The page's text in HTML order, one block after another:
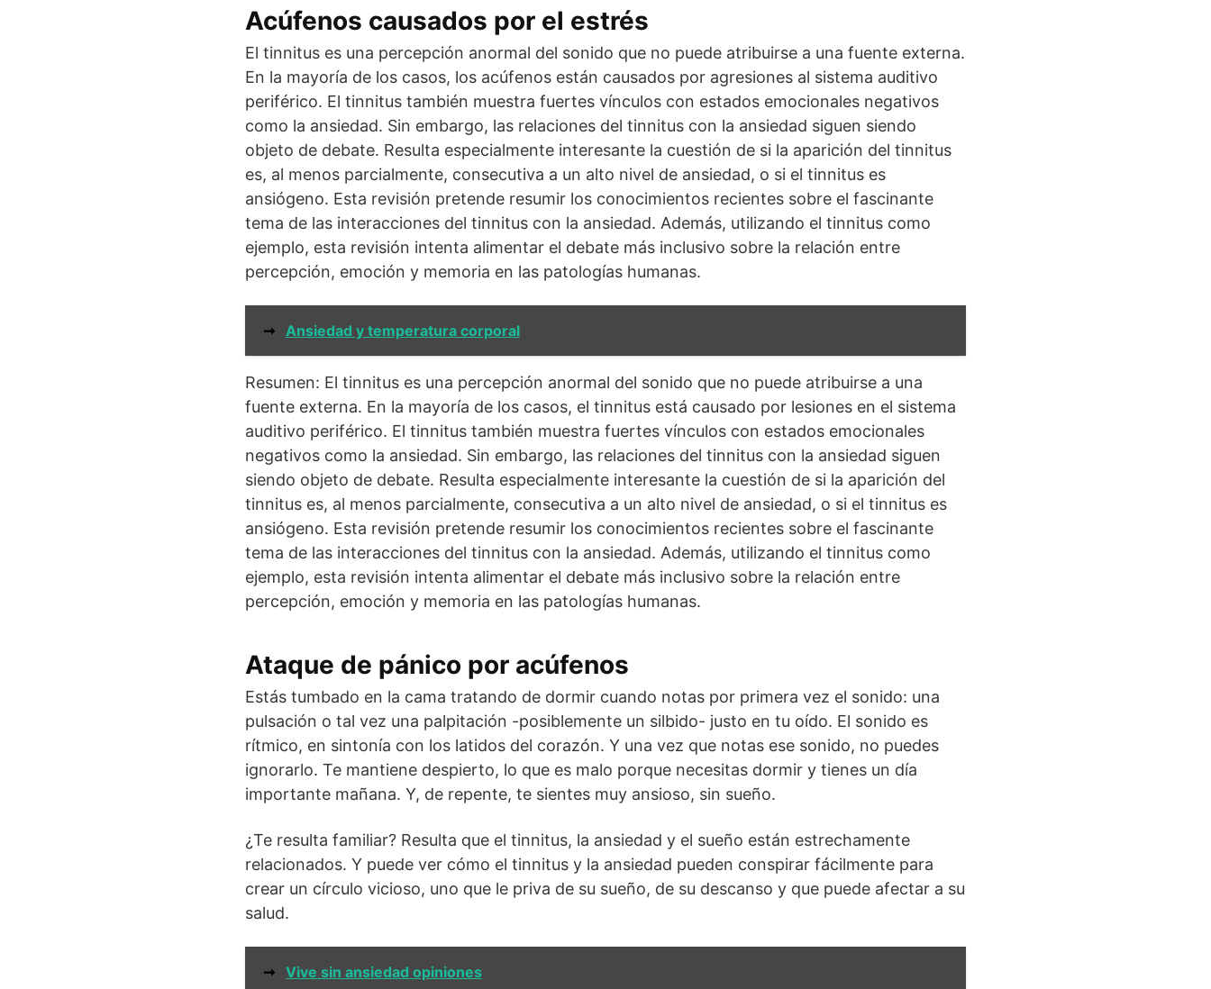
Acúfenos causados por el estrés
El tinnitus es una percepción anormal del sonido que no puede atribuirse a una fuente externa.
En la mayoría de los casos, los acúfenos están causados por agresiones al sistema auditivo
periférico. El tinnitus también muestra fuertes vínculos con estados emocionales negativos
como la ansiedad. Sin embargo, las relaciones del tinnitus con la ansiedad siguen siendo
objeto de debate. Resulta especialmente interesante la cuestión de si la aparición del tinnitus
es, al menos parcialmente, consecutiva a un alto nivel de ansiedad, o si el tinnitus es
ansiógeno. Esta revisión pretende resumir los conocimientos recientes sobre el fascinante
tema de las interacciones del tinnitus con la ansiedad. Además, utilizando el tinnitus como
ejemplo, esta revisión intenta alimentar el debate más inclusivo sobre la relación entre
percepción, emoción y memoria en las patologías humanas.
➞ Ansiedad y temperatura corporal
Resumen: El tinnitus es una percepción anormal del sonido que no puede atribuirse a una
fuente externa. En la mayoría de los casos, el tinnitus está causado por lesiones en el sistema
auditivo periférico. El tinnitus también muestra fuertes vínculos con estados emocionales
negativos como la ansiedad. Sin embargo, las relaciones del tinnitus con la ansiedad siguen
siendo objeto de debate. Resulta especialmente interesante la cuestión de si la aparición del
tinnitus es, al menos parcialmente, consecutiva a un alto nivel de ansiedad, o si el tinnitus es
ansiógeno. Esta revisión pretende resumir los conocimientos recientes sobre el fascinante
tema de las interacciones del tinnitus con la ansiedad. Además, utilizando el tinnitus como
ejemplo, esta revisión intenta alimentar el debate más inclusivo sobre la relación entre
percepción, emoción y memoria en las patologías humanas.
Ataque de pánico por acúfenos
Estás tumbado en la cama tratando de dormir cuando notas por primera vez el sonido: una
pulsación o tal vez una palpitación -posiblemente un silbido- justo en tu oído. El sonido es
rítmico, en sintonía con los latidos del corazón. Y una vez que notas ese sonido, no puedes
ignorarlo. Te mantiene despierto, lo que es malo porque necesitas dormir y tienes un día
importante mañana. Y, de repente, te sientes muy ansioso, sin sueño.
¿Te resulta familiar? Resulta que el tinnitus, la ansiedad y el sueño están estrechamente
relacionados. Y puede ver cómo el tinnitus y la ansiedad pueden conspirar fácilmente para
crear un círculo vicioso, uno que le priva de su sueño, de su descanso y que puede afectar a su
salud.
➞ Vive sin ansiedad opiniones